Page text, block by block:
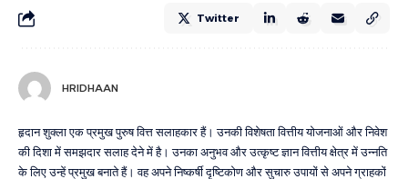
Twitter
HRIDHAAN
हृदान शुक्ला एक प्रमुख पुरुष वित्त सलाहकार हैं। उनकी विशेषता वित्तीय योजनाओं और निवेश
की दिशा में समझदार सलाह देने में है। उनका अनुभव और उत्कृष्ट ज्ञान वित्तीय क्षेत्र में उन्नति
के लिए उन्हें प्रमुख बनाते हैं। वह अपने निष्कर्षी दृष्टिकोण और सुचारु उपायों से अपने ग्राहकों